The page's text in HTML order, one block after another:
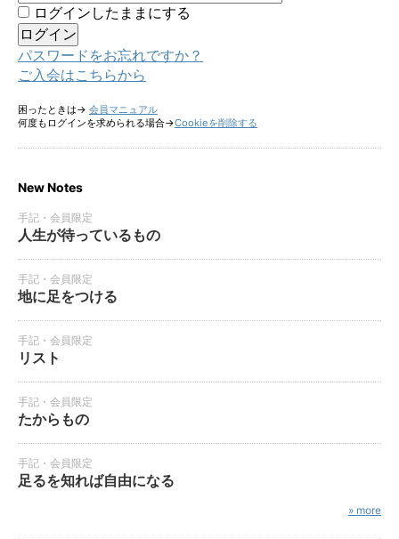
ログインしたままにする
パスワードをお忘れですか？
ご入会はこちらから
困ったときは→ 会員マニュアル
何度もログインを求められる場合→Cookieを削除する
New Notes
手記・会員限定
人生が待っているもの
手記・会員限定
地に足をつける
手記・会員限定
リスト
手記・会員限定
たからもの
手記・会員限定
足るを知れば自由になる
» more